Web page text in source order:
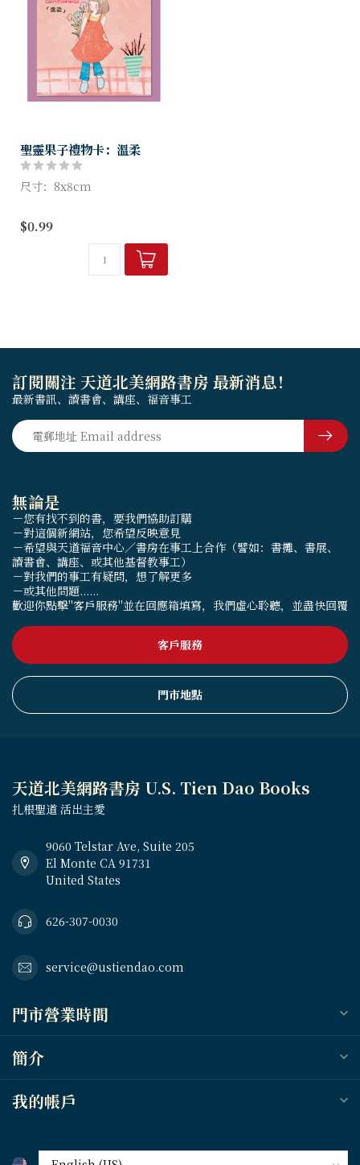
聖靈果子禮物卡：溫柔
尺寸：8x8cm
$0.99
無論是
－您有找不到的書，要我們協助訂購
－對這個新網站，您希望反映意見
－希望與天道福音中心／書房在事工上合作（譬如：書攤、書展、
讀書會、講座、或其他基督教事工）
－對我們的事工有疑問，想了解更多
－或其他問題......
歡迎你點擊"客戶服務"並在回應箱填寫，我們虛心聆聽，並盡快回覆
客戶服務
門市地點
訂閱關注 天道北美網路書房 最新消息！
最新書訊、讀書會、講座、福音事工
天道北美網路書房 U.S. Tien Dao Books
扎根聖道 活出主愛
9060 Telstar Ave, Suite 205
El Monte CA 91731
United States
626-307-0030
service@ustiendao.com
門市營業時間
簡介
我的帳戶